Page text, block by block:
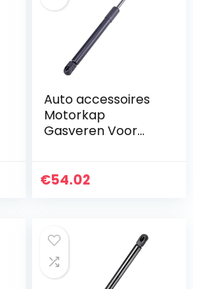
Auto accessoires
Motorkap
Gasveren Voor
2006 2007 2008 2
€54.02